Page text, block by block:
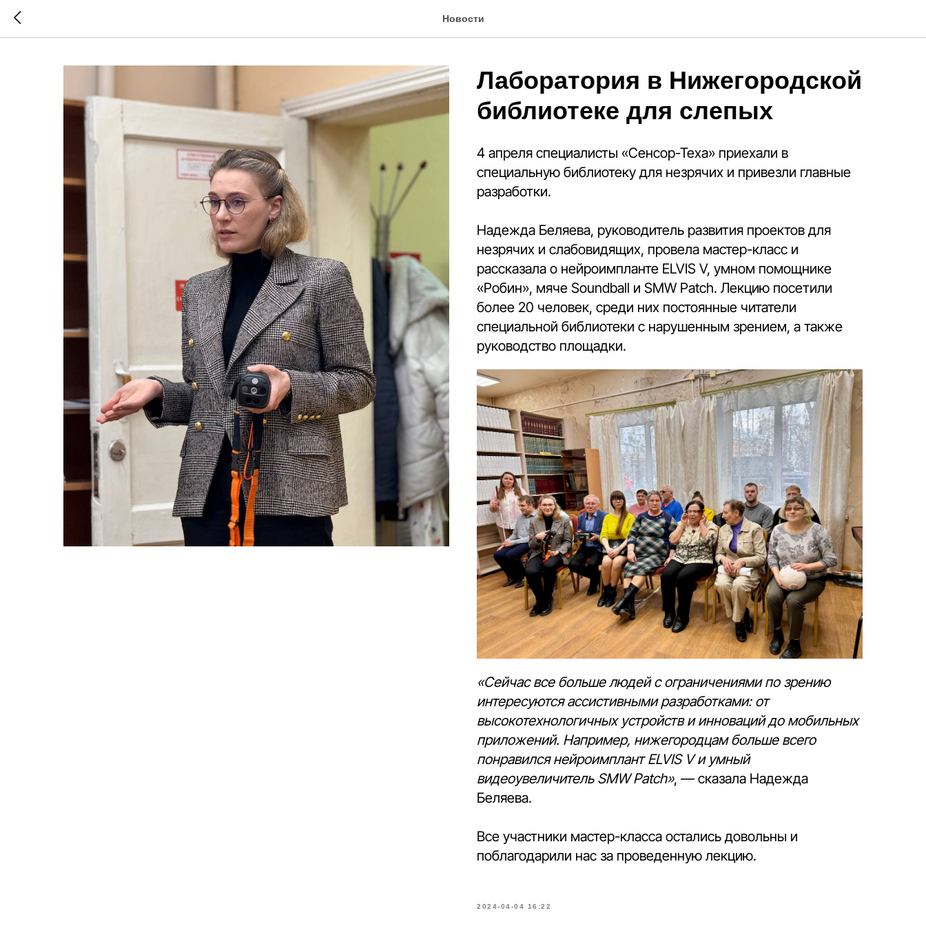
Новости
Лаборатория в Нижегородской
библиотеке для слепых
4 апреля специалисты «Сенсор-Теха» приехали в
специальную библиотеку для незрячих и привезли главные
разработки.
Надежда Беляева, руководитель развития проектов для
незрячих и слабовидящих, провела мастер-класс и
рассказала о нейроимпланте ELVIS V, умном помощнике
«Робин», мяче Soundball и SMW Patch. Лекцию посетили
более 20 человек, среди них постоянные читатели
специальной библиотеки с нарушенным зрением, а также
руководство площадки.
«Сейчас все больше людей с ограничениями по зрению
интересуются ассистивными разработками: от
высокотехнологичных устройств и инноваций до мобильных
приложений. Например, нижегородцам больше всего
понравился нейроимплант ELVIS V и умный
видеоувеличитель SMW Patch», — сказала Надежда
Беляева.
Все участники мастер-класса остались довольны и
поблагодарили нас за проведенную лекцию.
2024-04-04 16:22